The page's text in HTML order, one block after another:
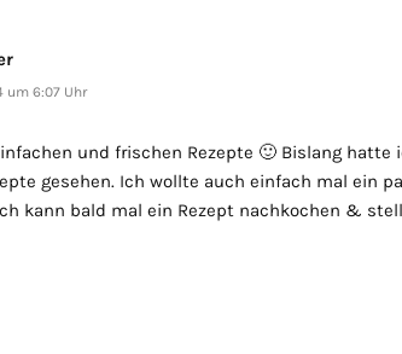
um 6:07 Uhr
und frischen Rezepte 🙂 Bislang hatte
gesehen. Ich wollte auch einfach mal ein
kann bald mal ein Rezept nachkochen &